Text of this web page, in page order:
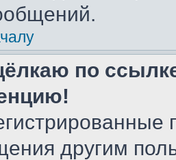
по
другим